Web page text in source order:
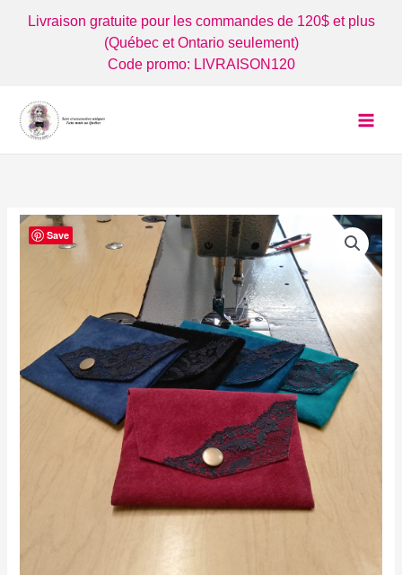
Livraison gratuite pour les commandes de 120$ et plus
(Québec et Ontario seulement)
Code promo: LIVRAISON120
Save